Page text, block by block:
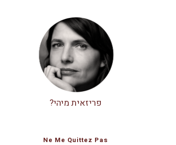
פריזאית מיהי?
Ne Me Quittez Pas